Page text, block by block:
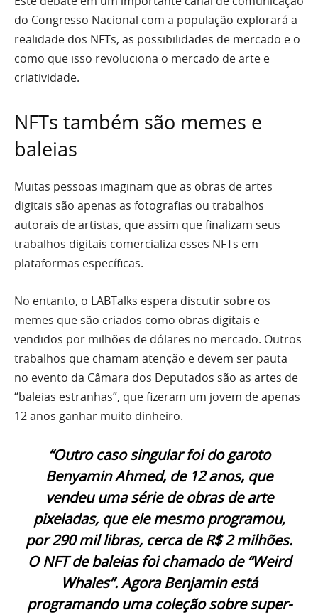
do Congresso Nacional com a população explorará a
realidade dos NFTs, as possibilidades de mercado e o
como que isso revoluciona o mercado de arte e
criatividade.
NFTs também são memes e
baleias
Muitas pessoas imaginam que as obras de artes
digitais são apenas as fotografias ou trabalhos
autorais de artistas, que assim que finalizam seus
trabalhos digitais comercializa esses NFTs em
plataformas específicas.
No entanto, o LABTalks espera discutir sobre os
memes que são criados como obras digitais e
vendidos por milhões de dólares no mercado. Outros
trabalhos que chamam atenção e devem ser pauta
no evento da Câmara dos Deputados são as artes de
“baleias estranhas”, que fizeram um jovem de apenas
12 anos ganhar muito dinheiro.
“Outro caso singular foi do garoto
Benyamin Ahmed, de 12 anos, que
vendeu uma série de obras de arte
pixeladas, que ele mesmo programou,
por 290 mil libras, cerca de R$ 2 milhões.
O NFT de baleias foi chamado de “Weird
Whales”. Agora Benjamin está
programando uma coleção sobre super-